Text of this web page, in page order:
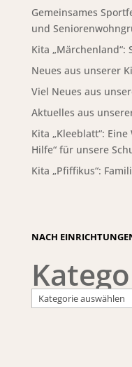
Gemeinsames
und
Kita
Neues aus unserer
Viel Neues aus
Aktuelles aus
Kita „Kleeblatt“:
Hilfe“ für unsere
Kita „Pfiffikus“:
NACH